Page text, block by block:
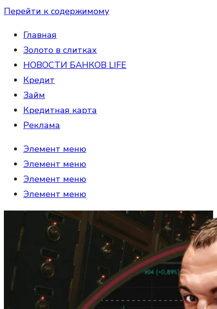
Перейти к содержимому
Главная
Золото в слитках
НОВОСТИ БАНКОВ LIFE
Кредит
Займ
Кредитная карта
Реклама
Элемент меню
Элемент меню
Элемент меню
Элемент меню